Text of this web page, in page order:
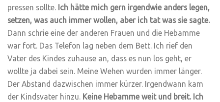
pressen sollte. Ich hätte mich gern irgendwie anders legen,
setzen, was auch immer wollen, aber ich tat was sie sagte.
Dann schrie eine der anderen Frauen und die Hebamme
war fort. Das Telefon lag neben dem Bett. Ich rief den
Vater des Kindes zuhause an, dass es nun los geht, er
wollte ja dabei sein. Meine Wehen wurden immer länger.
Der Abstand dazwischen immer kürzer. Irgendwann kam
der Kindsvater hinzu. Keine Hebamme weit und breit. Ich